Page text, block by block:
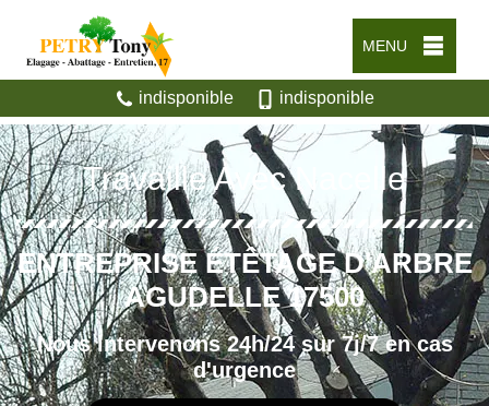
MENU
indisponible indisponible
Travaille Avec Nacelle
ENTREPRISE ÉTÊTAGE D'ARBRE
AGUDELLE 17500
Nous intervenons 24h/24 sur 7j/7 en cas
d'urgence